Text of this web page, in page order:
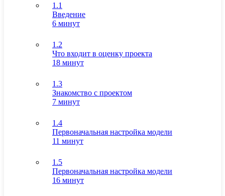
1.1
Введение
6 минут
1.2
Что входит в оценку проекта
18 минут
1.3
Знакомство с проектом
7 минут
1.4
Первоначальная настройка модели
11 минут
1.5
Первоначальная настройка модели
16 минут